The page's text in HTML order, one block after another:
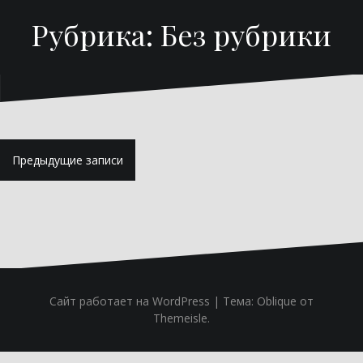
Рубрика: Без рубрики
Навигация
по
Предыдущие записи
Сайт работает на WordPress | Тема: Oblique от
Themeisle.